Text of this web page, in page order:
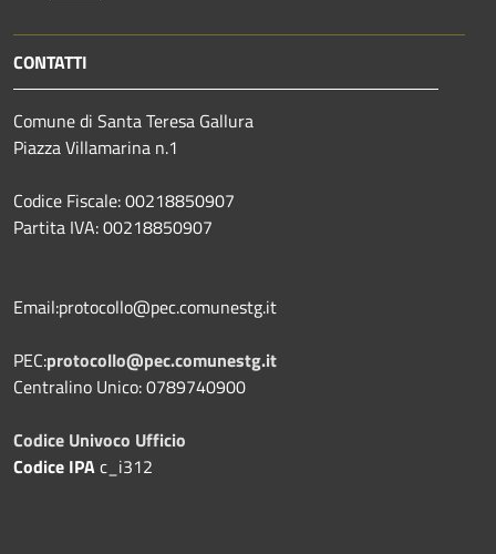
CONTATTI
Comune di Santa Teresa Gallura
Piazza Villamarina n.1
Codice Fiscale: 00218850907
Partita IVA: 00218850907
Email:protocollo@pec.comunestg.it
PEC:protocollo@pec.comunestg.it
Centralino Unico: 0789740900
Codice Univoco Ufficio
Codice IPAc_i312